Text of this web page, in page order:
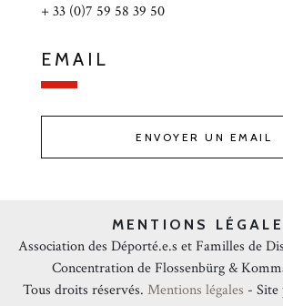
+ 33 (0)7 59 58 39 50
EMAIL
ENVOYER UN EMAIL
MENTIONS
Association des Déporté.e.s et Familles de
Concentration de Flossenbürg &
Tous droits réservés. Mentions légales - Site